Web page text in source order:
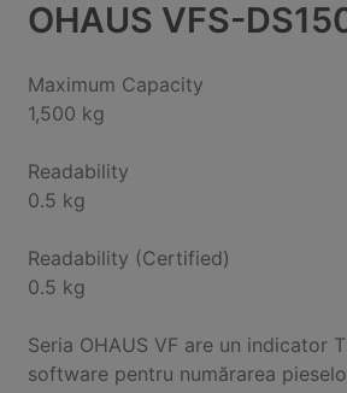
OHAUS VFS-
Maximum Capacity
1,500 kg
Readability
0.5 kg
Readability (Certified)
0.5 kg
Seria OHAUS VF are un indicator
software pentru numărarea